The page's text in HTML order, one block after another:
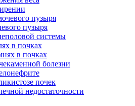
пузыря
пузыря
системы
в почках
в почках
болезни
почек
недостаточности